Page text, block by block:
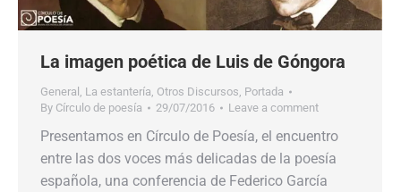
La imagen poética de Luis de Góngora
General , La estantería, Otros Discursos, Portada
By Círculo de poesía 29/07/2016 Leave a comment
Presentamos en Círculo de Poesía, el encuentro
entre las dos voces más delicadas de la poesía
española, una conferencia de Federico García